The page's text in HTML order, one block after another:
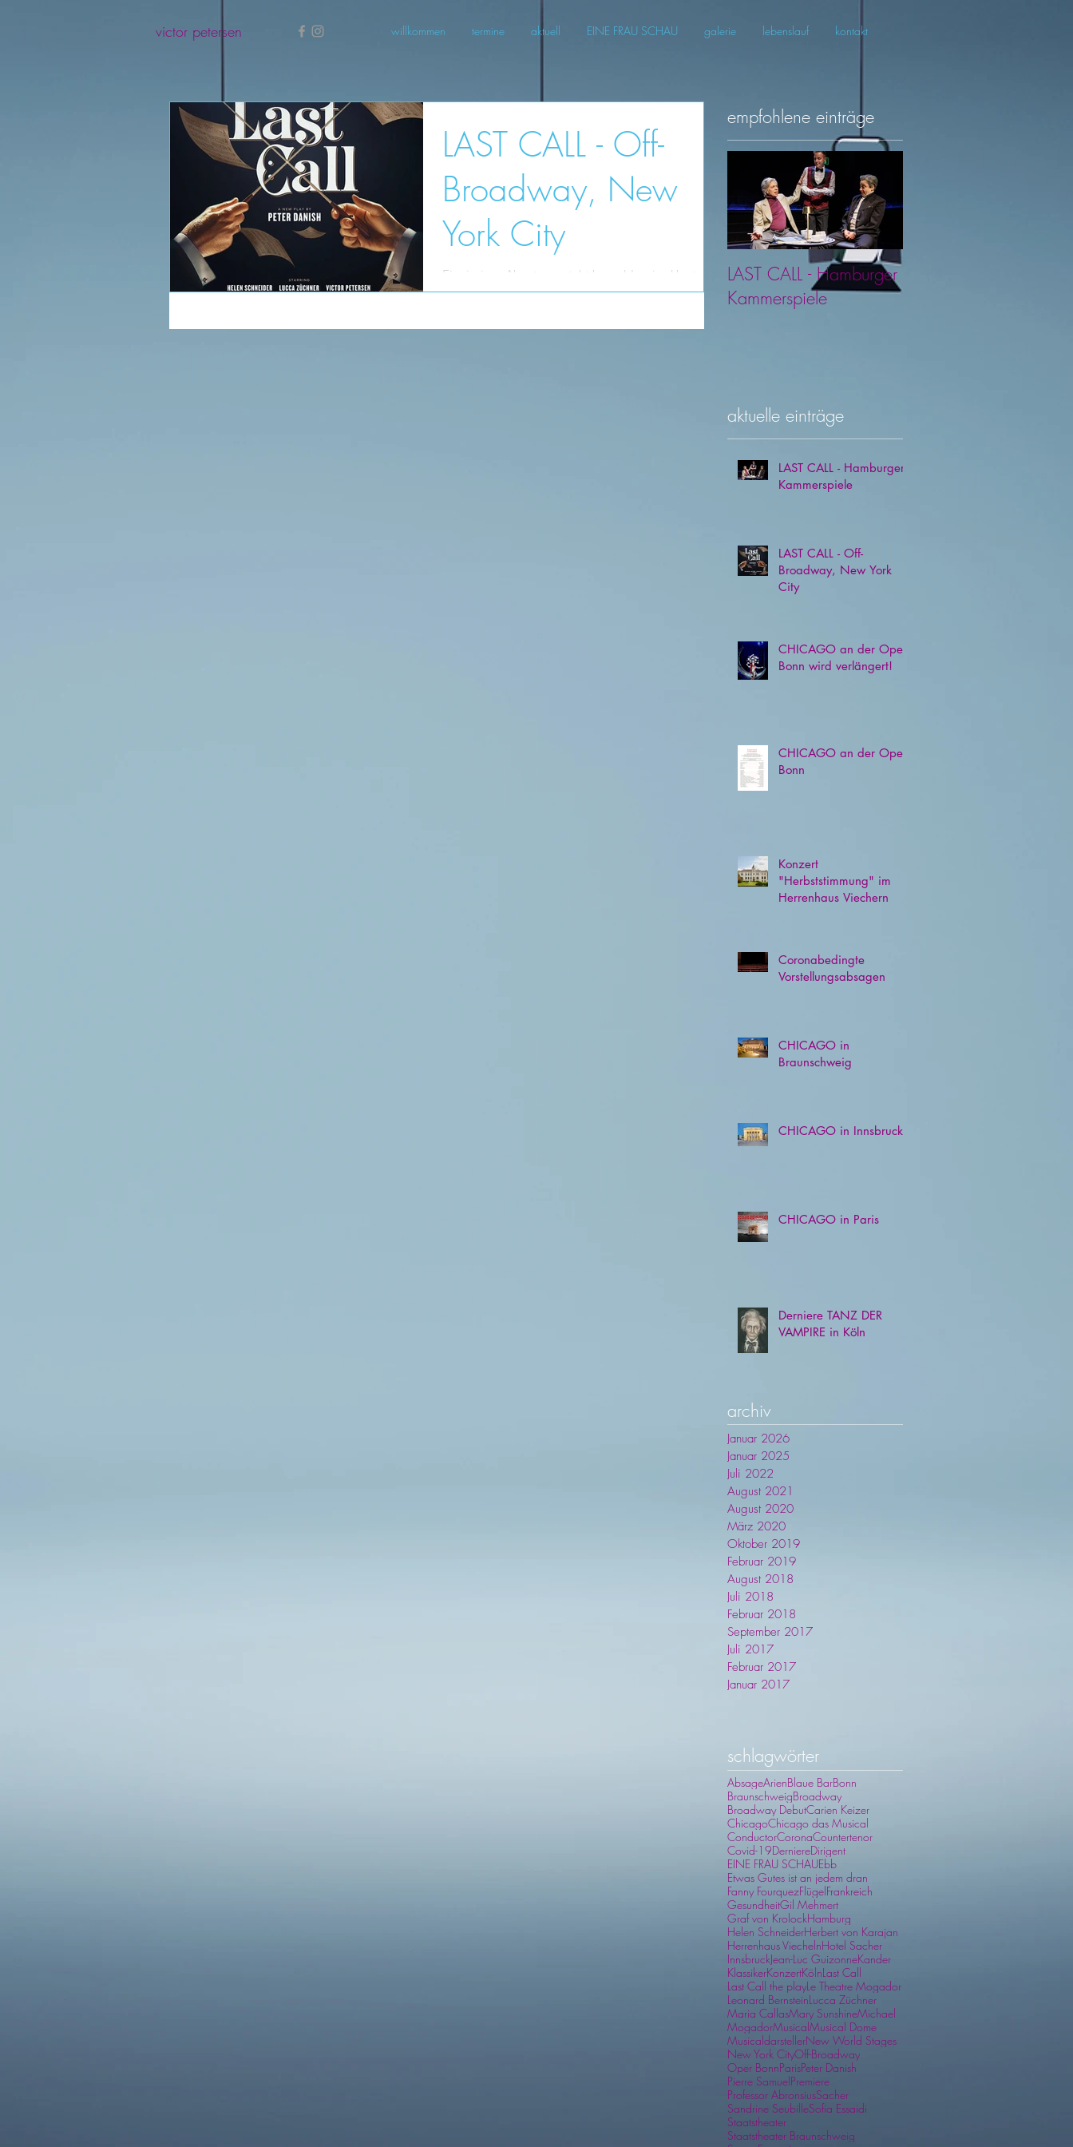
victor petersen willkommen termine aktuell EINE FRAU SCHAU galerie lebenslauf kontakt
LAST CALL - Off-
Broadway, New
York City
Ein riesiges Abenteuer steht bevor! Inspired by true
events, LAST CALL takes us to Vienna as Leonard
world’s most celebrated figures in classical music and
empfohlene einträge
LAST CALL - Hamburger
Kammerspiele
aktuelle einträge
LAST CALL - Hamburger
Kammerspiele
LAST CALL - Off-
Broadway, New York
City
CHICAGO an der Oper
Bonn wird verlängert!
CHICAGO an der Oper
Bonn
Konzert
"Herbststimmung" im
Herrenhaus Viechern
Coronabedingte
Vorstellungsabsagen
CHICAGO in
Braunschweig
CHICAGO in Innsbruck
CHICAGO in Paris
Derniere TANZ DER
VAMPIRE in Köln
archiv
Januar 2026
Januar 2025
Juli 2022
August 2021
August 2020
März 2020
Oktober 2019
Februar 2019
August 2018
Juli 2018
Februar 2018
September 2017
Juli 2017
Februar 2017
Januar 2017
schlagwörter
AbsageArienBlaue BarBonn
BraunschweigBroadway
Broadway DebutCarien Keizer
ChicagoChicago das Musical
ConductorCoronaCountertenor
Covid-19DerniereDirigent
EINE FRAU SCHAUEbb
Etwas Gutes ist an jedem dran
Fanny FourquezFlügelFrankreich
GesundheitGil Mehmert
Graf von KrolockHamburg
Helen SchneiderHerbert von Karajan
Herrenhaus ViechelnHotel Sacher
InnsbruckJean-Luc GuizonneKander
KlassikerKonzertKölnLast Call
Last Call the playLe Theatre Mogador
Leonard BernsteinLucca Züchner
Maria CallasMary SunshineMichael
MogadorMusicalMusical Dome
MusicaldarstellerNew World Stages
New York CityOff-Broadway
Oper BonnParisPeter Danish
Pierre SamuelPremiere
Professor AbronsiusSacher
Sandrine SeubilleSofia Essaidi
Staatstheater
Staatstheater Braunschweig